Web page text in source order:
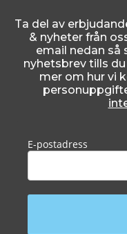
Ta del av
& nyheter från
email nedan så
nyhetsbrev tills
mer om hur vi